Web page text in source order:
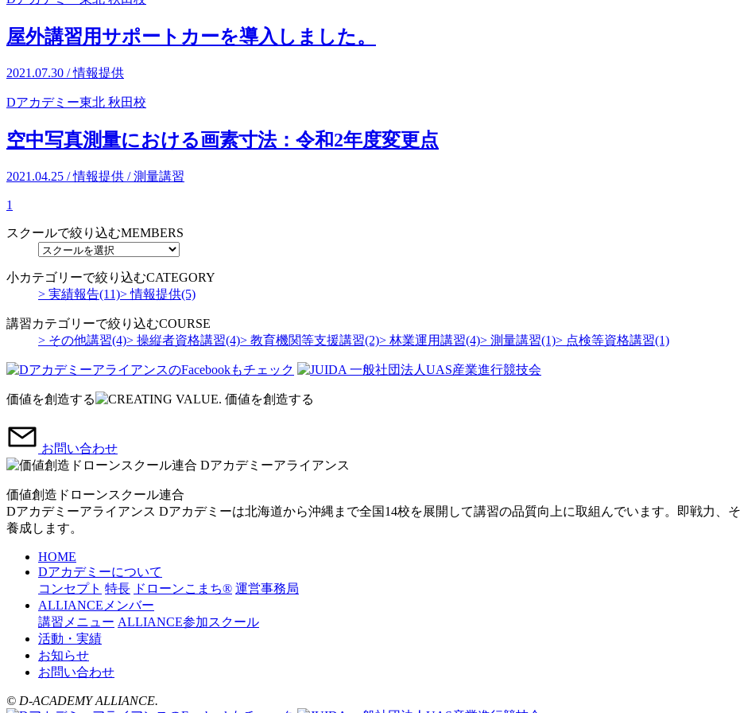
屋外講習用サポートカーを導入しました。
2021.07.30 / 情報提供
Dアカデミー東北 秋田校
空中写真測量における画素寸法：令和2年度変更点
2021.04.25 / 情報提供 /測量講習
1
スクールで絞り込むMEMBERS
小カテゴリーで絞り込むCATEGORY
> 実績報告(11)> 情報提供(5)
講習カテゴリーで絞り込むCOURSE
> その他講習(4)> 操縦者資格講習(4)> 教育機関等支援講習(2)> 林業運用講習(4)> 測量講習(1)> 点検等資格講習(1)
価値を創造する
お問い合わせ
価値創造ドローンスクール連合
Dアカデミーアライアンス Dアカデミーは北海道から沖縄まで全国14校を展開して講習の品質向上に取組んでいます。即戦力、
養成します。
HOME
Dアカデミーについて
コンセプト 特長 ドローンこまち® 運営事務局
ALLIANCEメンバー
講習メニュー ALLIANCE参加スクール
活動・実績
お知らせ
お問い合わせ
© D-ACADEMY ALLIANCE.